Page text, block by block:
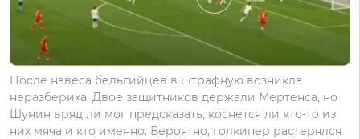
После навеса бельгийцев в штрафную возникла
неразбериха. Двое защитников держали Мертенса, но
Шунин вряд ли мог предсказать, коснется ли кто-то из
них мяча и кто именно. Вероятно, голкипер растерялся